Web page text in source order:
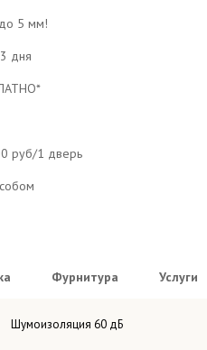
до 5 мм!
дня
руб/1 дверь
Фурнитура Услуги
Шумоизоляция 60 дБ